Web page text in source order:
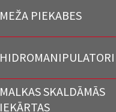
MEŽA PIEKABES
HIDROMANIPULATORI
MALKAS SKALDĀMĀS
IEKĀRTAS